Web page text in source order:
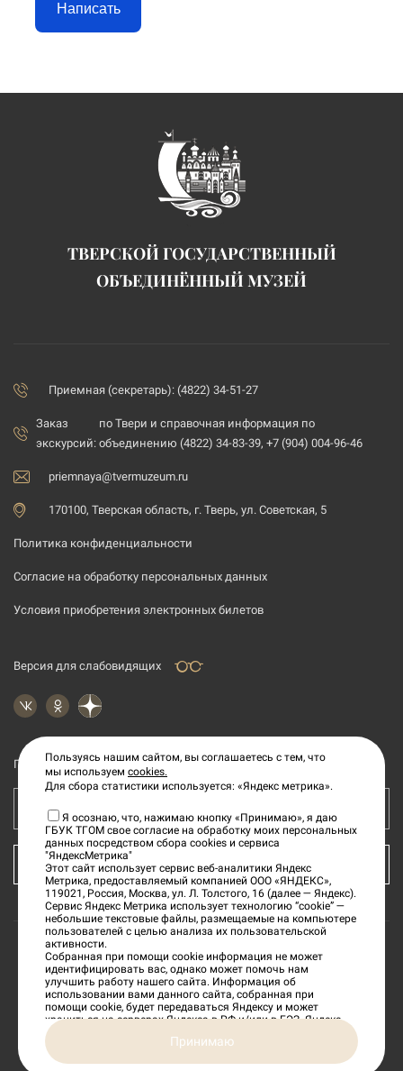
Написать
ТВЕРСКОЙ ГОСУДАРСТВЕННЫЙ
ОБЪЕДИНЁННЫЙ МУЗЕЙ
Приемная (секретарь): (4822) 34-51-27
Заказ
экскурсий:
по Твери и справочная информация по
объединению (4822) 34-83-39, +7 (904) 004-96-46
priemnaya@tvermuzeum.ru
170100, Тверская область, г. Тверь, ул. Советская, 5
Политика конфиденциальности
Согласие на обработку персональных данных
Условия приобретения электронных билетов
Версия для слабовидящих
Подпишитесь на рассылку новостей
Ваш e-mail адрес
КУПИТЬ БИЛЕТ
2026«Тверской государственный объединенный
музей»
Сделано в
Пользуясь нашим сайтом, вы соглашаетесь с тем, что
мы используем cookies.
Для сбора статистики используется: «Яндекс метрика».
Я осознаю, что, нажимаю кнопку «Принимаю», я даю
ГБУК ТГОМ свое согласие на обработку моих персональных
данных посредством сбора cookies и сервиса
"ЯндексМетрика"
Этот сайт использует сервис веб-аналитики Яндекс
Метрика, предоставляемый компанией ООО «ЯНДЕКС»,
119021, Россия, Москва, ул. Л. Толстого, 16 (далее — Яндекс).
Сервис Яндекс Метрика использует технологию “cookie” —
небольшие текстовые файлы, размещаемые на компьютере
пользователей с целью анализа их пользовательской
активности.
Собранная при помощи cookie информация не может
идентифицировать вас, однако может помочь нам
улучшить работу нашего сайта. Информация об
использовании вами данного сайта, собранная при
помощи cookie, будет передаваться Яндексу и может
храниться на серверах Яндекса в РФ и/или в ЕЭЗ. Яндекс
будет обрабатывать эту информацию в интересах
владельца сайта, в частности, для оценки использования
вами сайта, составления отчетов об активности на сайте.
Принимаю